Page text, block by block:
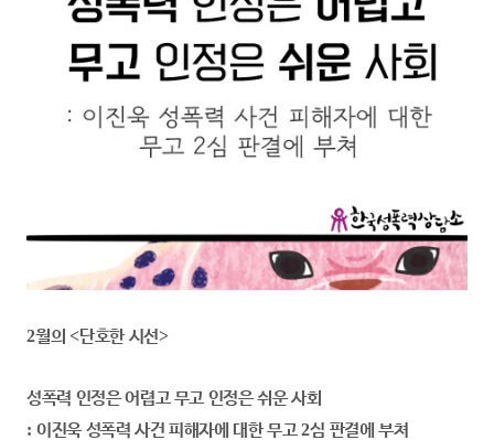
2월의 <단호한 시선>
성폭력 인정은 어렵고 무고 인정은 쉬운 사회
: 이진욱 성폭력 사건 피해자에 대한 무고2심 판결에 부쳐